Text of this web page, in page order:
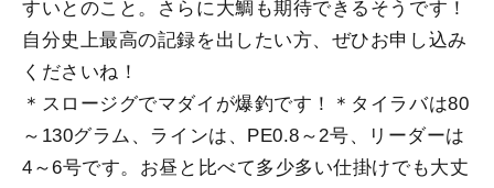
すいとのこと。さらに大鯛も期待できるそうです！
自分史上最高の記録を出したい方、ぜひお申し込み
くださいね！
＊スロージグでマダイが爆釣です！＊タイラバは80
～130グラム、ラインは、PE0.8～2号、リーダーは
4～6号です。お昼と比べて多少多い仕掛けでも大丈